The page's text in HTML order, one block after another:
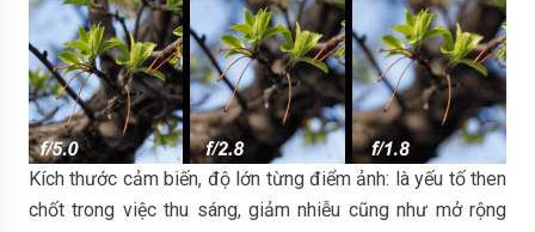
Kích thước cảm biến, độ lớn từng điểm ảnh: là yếu tố then
chốt trong việc thu sáng, giảm nhiễu cũng như mở rộng